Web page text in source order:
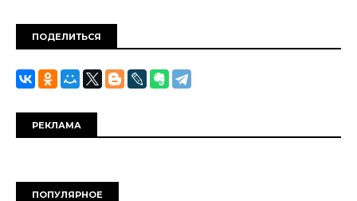
ПОДЕЛИТЬСЯ
РЕКЛАМА
ПОПУЛЯРНОЕ